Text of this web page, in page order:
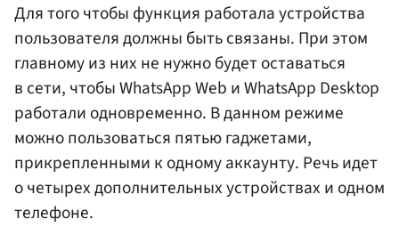
Для того чтобы функция работала устройства
пользователя должны быть связаны. При этом
главному из них не нужно будет оставаться
в сети, чтобы WhatsApp Web и WhatsApp Desktop
работали одновременно. В данном режиме
можно пользоваться пятью гаджетами,
прикрепленными к одному аккаунту. Речь идет
о четырех дополнительных устройствах и одном
телефоне.